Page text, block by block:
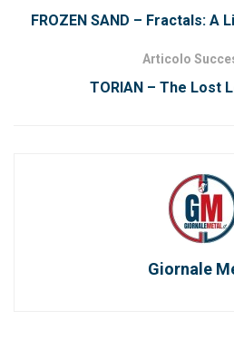
FROZEN SAND – Fractals: A
Articolo
TORIAN – The Lost
Giornale